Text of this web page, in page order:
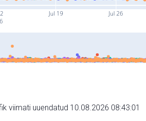
Jul 19 Jul 26
viimati uuendatud 10.08.2026 08:43:01